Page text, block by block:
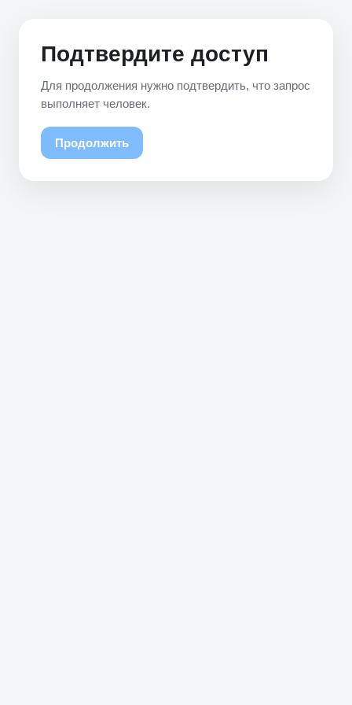
Подтвердите доступ
Для продолжения нужно подтвердить, что запрос
выполняет человек.
Продолжить